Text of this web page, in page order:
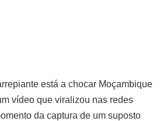
Saiu “quem é quem no governo”
mas atropela a precedência do
está a chocar Moçambique
vídeo que viralizou nas redes
da captura de um suposto